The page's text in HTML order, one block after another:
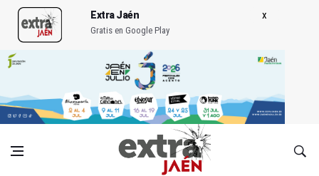
Extra Jaén
Gratis en Google Play